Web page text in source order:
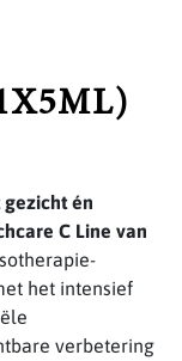
én
C Line van
het intensief
verbetering